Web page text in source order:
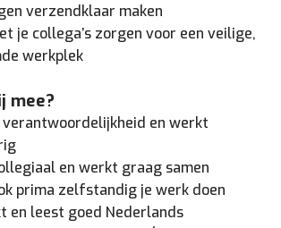
verzendklaar maken
je collega’s zorgen voor een veilige,
werkplek
mee?
verantwoordelijkheid en werkt
en werkt graag samen
prima zelfstandig je werk doen
en leest goed Nederlands